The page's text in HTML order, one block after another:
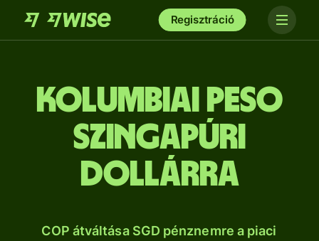
Regisztráció
kolumbiai peso
szingapúri
dollárra
COP átváltása SGD pénznemre a piaci